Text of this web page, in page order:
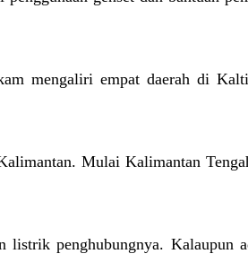
mengaliri empat daerah di
Mulai Kalimantan
penghubungnya. Kalaupun